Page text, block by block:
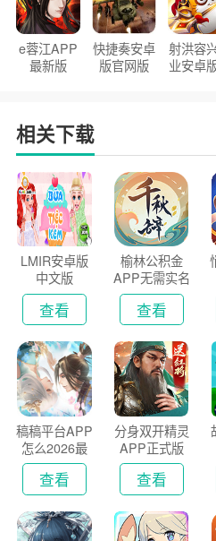
e蓉江APP
最新版
快捷奏安卓
版官网版
射洪容
业安卓
相关下载
LMIR安卓版
中文版
查看
榆林公积金
APP无需实名
认证版
查看
稿稿平台APP
怎么2026最
新版
查看
分身双开精灵
APP正式版
查看